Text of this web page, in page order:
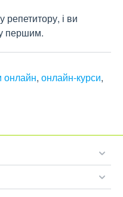
репетитору, і ви
першим.
онлайн, онлайн-курси,